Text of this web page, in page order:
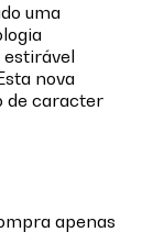
uma
estirável
nova
de caracter
apenas